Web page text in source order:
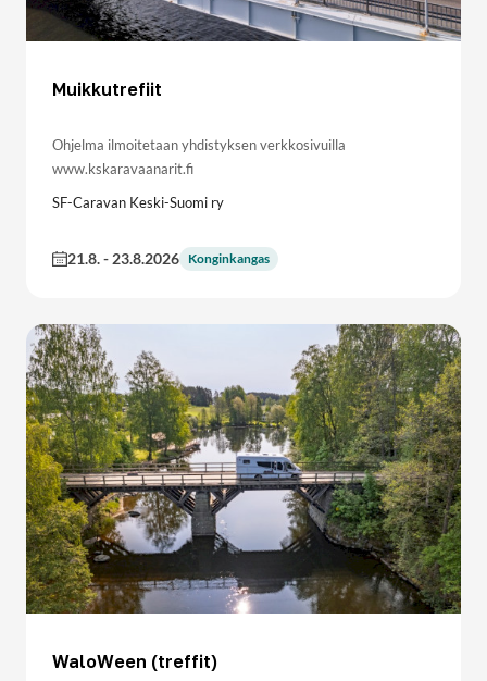
Muikkutrefiit
Ohjelma ilmoitetaan yhdistyksen verkkosivuilla
www.kskaravaanarit.fi
SF-Caravan Keski-Suomi ry
21.8.- 23.8.2026 Konginkangas
WaloWeen (treffit)